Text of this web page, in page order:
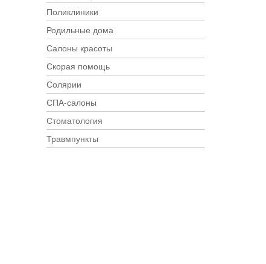
Поликлиники
Родильные дома
Салоны красоты
Скорая помощь
Солярии
СПА-салоны
Стоматология
Травмпункты